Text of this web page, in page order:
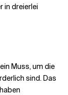
in dreierlei
Muss, um die
sind. Das